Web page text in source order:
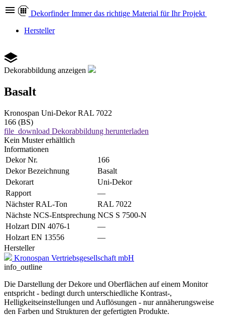
Dekorfinder Immer das richtige Material für Ihr Projekt
Hersteller
Dekorabbildung anzeigen
Basalt
Kronospan Uni-Dekor RAL 7022
166 (BS)
file_download Dekorabbildung herunterladen
Kein Muster erhältlich
Informationen
Dekor Nr.
166
Dekor Bezeichnung
Basalt
Dekorart
Uni-Dekor
Rapport
—
Nächster RAL-Ton
RAL 7022
Nächste NCS-Entsprechung NCS S 7500-N
Holzart DIN 4076-1
—
Holzart EN 13556
—
Hersteller
Kronospan Vertriebsgesellschaft mbH
info_outline
Die Darstellung der Dekore und Oberflächen auf einem Monitor
entspricht - bedingt durch unterschiedliche Kontrast-,
Helligkeitseinstellungen und Auflösungen - nur annäherungsweise
den Farben und Strukturen der gefertigten Produkte.